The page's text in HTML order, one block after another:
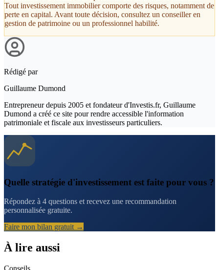
Tout investissement immobilier comporte des risques, notamment de
perte en capital. Avant toute décision, consultez un conseiller en
gestion de patrimoine ou un professionnel habilité.
Rédigé par
Guillaume Dumond
Entrepreneur depuis 2005 et fondateur d'Investis.fr, Guillaume
Dumond a créé ce site pour rendre accessible l'information
patrimoniale et fiscale aux investisseurs particuliers.
Quelle stratégie d'investissement est faite pour vous ?
Répondez à 4 questions et recevez une recommandation
personnalisée gratuite.
Faire mon bilan gratuit →
À lire aussi
Conseils